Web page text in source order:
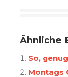
Ähnliche
So,
Montags